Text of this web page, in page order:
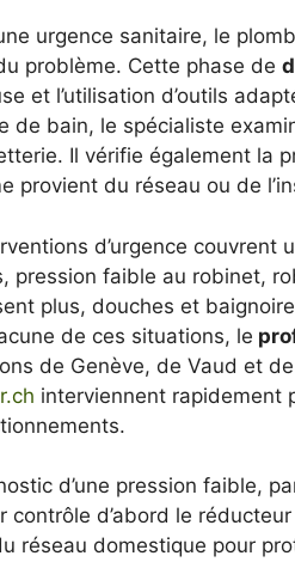
urgence sanitaire, le
problème. Cette phase de
et l’utilisation d’outils
de bain, le spécialiste
Il vérifie également la
provient du réseau ou de
d’urgence
pression faible au robinet,
plus, douches et
de ces situations, le
de Genève, de Vaud et
interviennent rapidement
d’une pression faible,
contrôle d’abord le
réseau domestique pour